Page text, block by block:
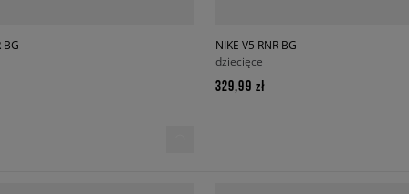
BG
NIKE V5 RNR BG
dziecięce
329,99 zł